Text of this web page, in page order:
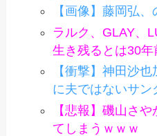
【画像】藤岡弘
ラルク、GLAY、
生き残るとは30
【衝撃】神田沙
に夫ではないサン
【悲報】磯山さ
てしまうｗｗｗ